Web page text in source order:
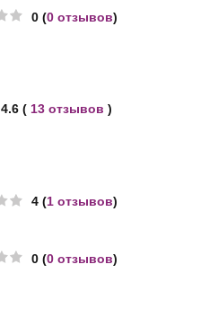
0 (0 отзывов)
4.6 ( 13 отзывов )
4 (1 отзывов)
0 (0 отзывов)